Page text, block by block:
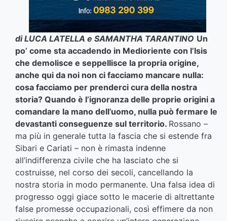
di LUCA LATELLA e SAMANTHA TARANTINO Un
po’ come sta accadendo in Medioriente con l’Isis
che demolisce e seppellisce la propria origine,
anche qui da noi non ci facciamo mancare nulla:
cosa facciamo per prenderci cura della nostra
storia? Quando è l’ignoranza delle proprie origini a
comandare la mano dell’uomo, nulla può fermare le
devastanti conseguenze sul territorio. Rossano –
ma più in generale tutta la fascia che si estende fra
Sibari e Cariati – non è rimasta indenne
all’indifferenza civile che ha lasciato che si
costruisse, nel corso dei secoli, cancellando la
nostra storia in modo permanente. Una falsa idea di
progresso oggi giace sotto le macerie di altrettante
false promesse occupazionali, così effimere da non